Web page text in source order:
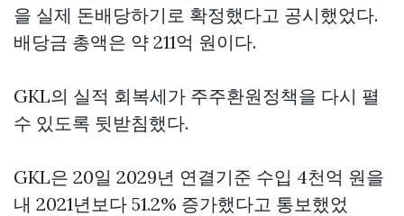
을 실제 돈배당하기로 확정했다고 공시했었다.
배당금 총액은 약 211억 원이다.
GKL의 실적 회복세가 주주환원정책을 다시 펼
수 있도록 뒷받침했다.
GKL은 20일 2029년 연결기준 수입 4천억 원을
내 2021년보다 51.2% 증가했다고 통보했었